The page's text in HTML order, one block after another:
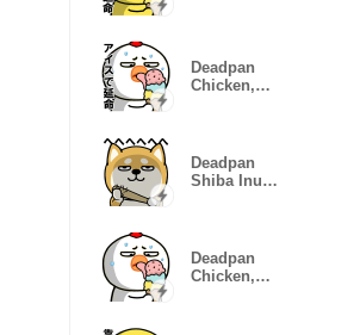
Deadpan
Chicken,
Deadpan
Shiba Inu
Deadpan
Chicken,